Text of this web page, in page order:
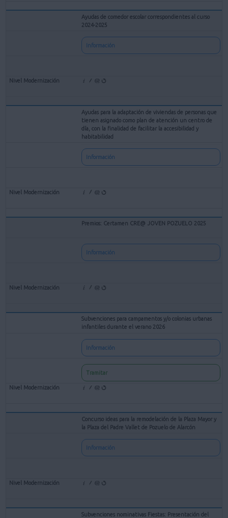
Ayudas de comedor escolar correspondientes al curso
2024-2025
Información
Ayudas para la adaptación de viviendas de personas que
tienen asignado como plan de atención un centro de
día, con la finalidad de facilitar la accesibilidad y
habitabilidad
Información
Premios: Certamen CRE@ JOVEN POZUELO 2025
Información
Subvenciones para campamentos y/o colonias urbanas
infantiles durante el verano 2026
Información
Tramitar
Concurso ideas para la remodelación de la Plaza Mayor y
la Plaza del Padre Vallet de Pozuelo de Alarcón
Información
Subvenciones nominativas Fiestas: Presentación del